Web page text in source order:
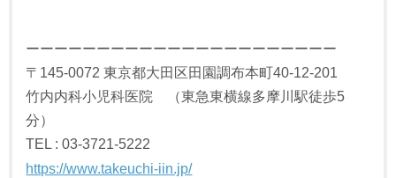
ーーーーーーーーーーーーーーーーーーーーーー
〒145-0072 東京都大田区田園調布本町40-12-201
竹内内科小児科医院 （東急東横線多摩川駅徒歩5
分）
TEL : 03-3721-5222
https://www.takeuchi-iin.jp/